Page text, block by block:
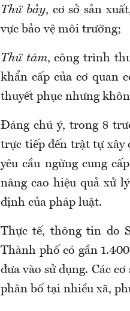
Thứ bảy, cơ sở sản
vực bảo vệ môi trường;
Thứ tám, công trình
khẩn cấp của cơ quan
thuyết phục nhưng
Đáng chú ý, trong 8
trực tiếp đến trật tự xây
yêu cầu ngừng cung
nâng cao hiệu quả xử
định của pháp luật.
Thực tế, thông tin do
Thành phố có gần
đưa vào sử dụng. Các
phân bố tại nhiều xã,